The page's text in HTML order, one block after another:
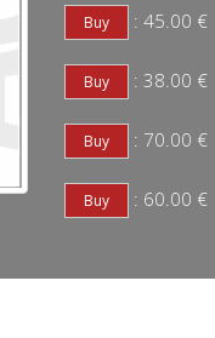
: 45.00 €
: 38.00 €
: 70.00 €
: 60.00 €